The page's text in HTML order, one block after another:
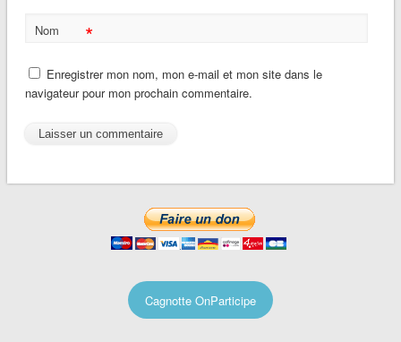
Nom *
Enregistrer mon nom, mon e-mail et mon site dans le
navigateur pour mon prochain commentaire.
Cagnotte OnParticipe